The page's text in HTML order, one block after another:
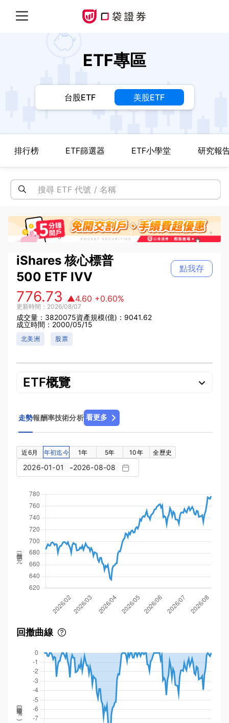
ETF專區
台股ETF 美股ETF
排行榜 ETF篩選器 ETF小學堂 研究報
iShares 核心標普
500 ETF IVV
點我存
776.73 ▲4.60 +0.60%
更新時間：2026/08/07
成交量：3820075資產規模(億)：9041.62
成立時間：2000/05/15
北美洲 股票
ETF概覽
走勢報酬率技術分析 看更多
近6月 年初迄今 1年 5年 10年 全歷史
-
股價(元)
回撤曲線
回撤率(
%
)